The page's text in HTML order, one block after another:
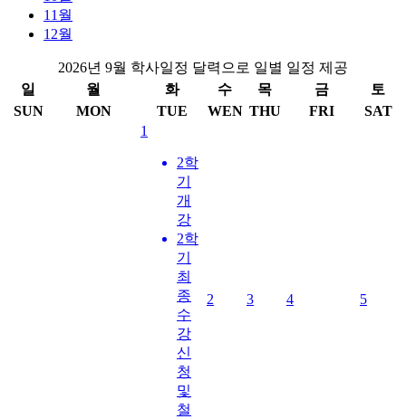
11월
12월
2026년 9월 학사일정 달력으로 일별 일정 제공
일
월 화 수 목 금
토
SUN
MON TUE WEN THU FRI
SAT
1
2학
기
개
강
2학
기
최
종
수
강
신
청
및
철
2 3 4 5